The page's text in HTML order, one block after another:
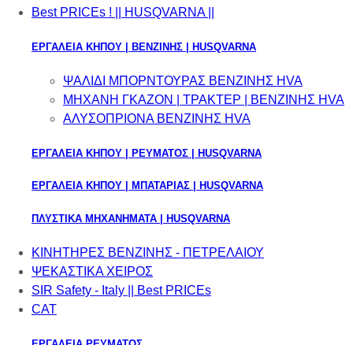
Best PRICEs ! || HUSQVARNA ||
ΕΡΓΑΛΕΙΑ ΚΗΠΟΥ | ΒΕΝΖΙΝΗΣ | HUSQVARNA
ΨΑΛΙΔΙ ΜΠΟΡΝΤΟΥΡΑΣ ΒΕΝΖΙΝΗΣ HVA
ΜΗΧΑΝΗ ΓΚΑΖΟΝ | ΤΡΑΚΤΕΡ | ΒΕΝΖΙΝΗΣ HVA
ΑΛΥΣΟΠΡΙΟΝΑ ΒΕΝΖΙΝΗΣ HVA
ΕΡΓΑΛΕΙΑ ΚΗΠΟΥ | ΡΕΥΜΑΤΟΣ | HUSQVARNA
ΕΡΓΑΛΕΙΑ ΚΗΠΟΥ | ΜΠΑΤΑΡΙΑΣ | HUSQVARNA
ΠΛΥΣΤΙΚΑ ΜΗΧΑΝΗΜΑΤΑ | HUSQVARNA
ΚΙΝΗΤΗΡΕΣ ΒΕΝΖΙΝΗΣ - ΠΕΤΡΕΛΑΙΟΥ
ΨΕΚΑΣΤΙΚΑ ΧΕΙΡΟΣ
SIR Safety - Italy || Best PRICEs
CAT